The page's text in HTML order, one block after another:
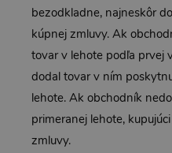
bezodkladne, najneskôr
kúpnej zmluvy. Ak
tovar v lehote podľa prvej
dodal tovar v ním
lehote. Ak obchodník
primeranej lehote,
zmluvy.